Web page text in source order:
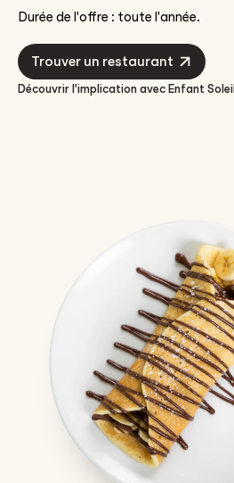
Durée de l'offre : toute l'année.
Trouver un restaurant
Découvrir l'implication avec Enfant Soleil